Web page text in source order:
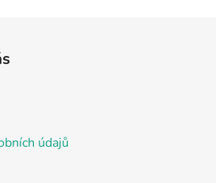
údajů